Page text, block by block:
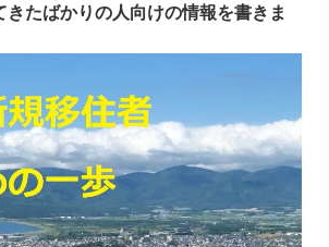
きたばかりの人向けの情報を書きま